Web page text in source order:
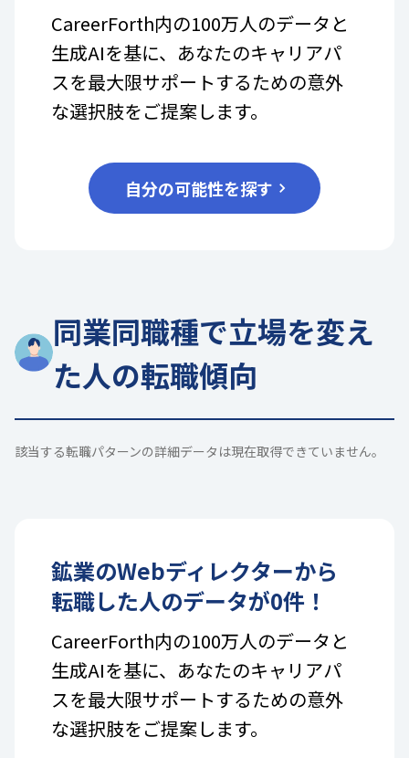
CareerForth内の100万人のデータと
生成AIを基に、あなたのキャリアパ
スを最大限サポートするための意外
な選択肢をご提案します。
自分の可能性を探す
同業同職種で立場を変え
た人の転職傾向
該当する転職パターンの詳細データは現在取得できていません。
鉱業のWebディレクターから
転職した人のデータが0件！
CareerForth内の100万人のデータと
生成AIを基に、あなたのキャリアパ
スを最大限サポートするための意外
な選択肢をご提案します。